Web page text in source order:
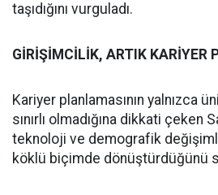
taşıdığını vurguladı.
GİRİŞİMCİLİK, ARTIK KARİYER
Kariyer planlamasının yalnızca
sınırlı olmadığına dikkati çeken
teknoloji ve demografik
köklü biçimde dönüştürdüğünü